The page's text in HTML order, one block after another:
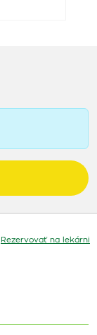
Rezervovať na lekárni